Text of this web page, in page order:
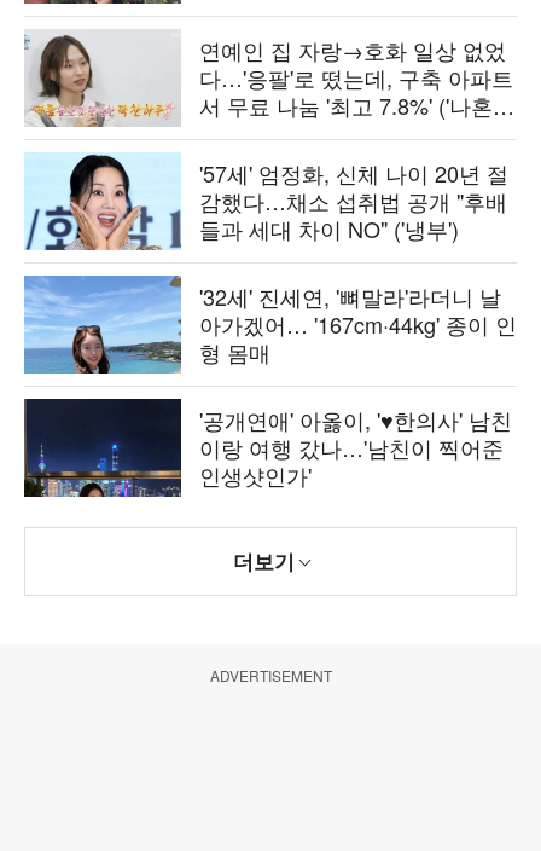
연예인 집 자랑→호화 일상 없었
다…'응팔'로 떴는데, 구축 아파트
서 무료 나눔 '최고 7.8%' ('나혼
산')[종합]
'57세' 엄정화, 신체 나이 20년 절
감했다…채소 섭취법 공개 "후배
들과 세대 차이 NO" ('냉부')
'32세' 진세연, '뼈말라'라더니 날
아가겠어… '167cm·44kg' 종이 인
형 몸매
'공개연애' 아옳이, '♥한의사' 남친
이랑 여행 갔나…'남친이 찍어준
인생샷인가'
더보기
ADVERTISEMENT